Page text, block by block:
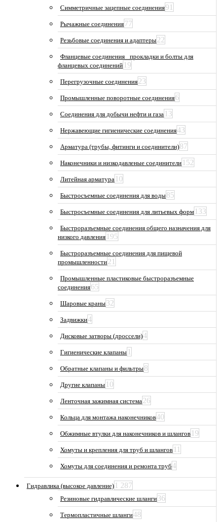
Симметричные зацепные соединения91
Рычажные соединения77
Резьбовые соединения и адаптеры22
Фланцевые соединения_ прокладки и болты для
фланцевых соединений 19
Перегрузочные соединения23
Промышленные поворотные соединения6
Соединения для добычи нефти и газа 13
Нержавеющие гигиенические соединения43
Арматура (трубы, фитинги и соединители)87
Наконечники и низкодавленые соединители 152
Литейная арматура 10
Быстросъемные соединения для воды85
Быстросъемные соединения для литьевых форм 133
Быстроразъемные соединения общего назначения для
низкого давления 195
Быстроразъемные соединения для пищевой
промышленности21
Промышленные пластиковые быстроразъемные
соединения65
Шаровые краны32
Задвижки4
Дисковые затворы (дроссели)4
Гигиенические клапаны 1
Обратные клапаны и фильтры8
Другие клапаны 10
Ленточная зажимная система26
Кольца для монтажа наконечников40
Обжимные втулки для наконечников и шлангов 19
Хомуты и крепления для труб и шлангов 11
Хомуты для соединения и ремонта труб4
Гидравлика (высокое давление) 1 287
Резиновые гидравлические шланги36
Термопластичные шланги48